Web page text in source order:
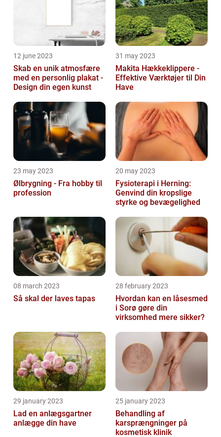
12 june 2023
Skab en unik atmosfære
med en personlig plakat -
Design din egen kunst
31 may 2023
Makita Hækkeklippere -
Effektive Værktøjer til Din
Have
23 may 2023
Ølbrygning - Fra hobby til
profession
20 may 2023
Fysioterapi i Herning:
Genvind din kropslige
styrke og bevægelighed
08 march 2023
Så skal der laves tapas
28 february 2023
Hvordan kan en låsesmed
i Sorø gøre din
virksomhed mere sikker?
29 january 2023
Lad en anlægsgartner
anlægge din have
25 january 2023
Behandling af
karsprængninger på
kosmetisk klinik